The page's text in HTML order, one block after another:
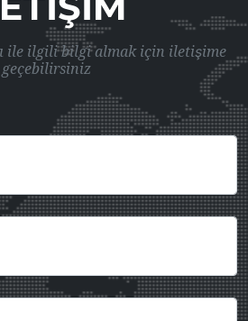
ile ilgili bilgi almak için iletişime
geçebilirsiniz